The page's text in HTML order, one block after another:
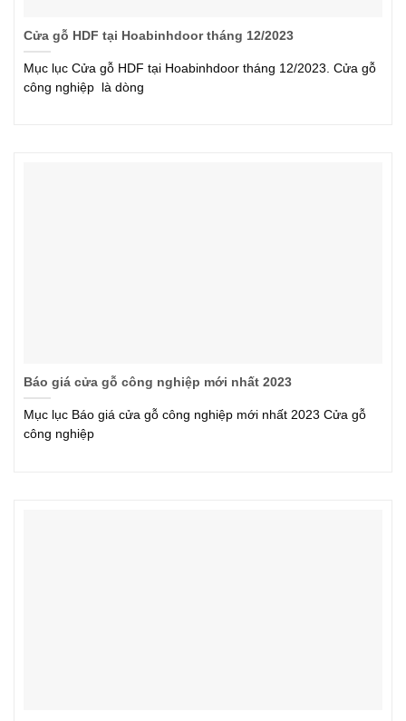
Cửa gỗ HDF tại Hoabinhdoor tháng 12/2023
Mục lục Cửa gỗ HDF tại Hoabinhdoor tháng 12/2023. Cửa gỗ
công nghiệp là dòng
Báo giá cửa gỗ công nghiệp mới nhất 2023
Mục lục Báo giá cửa gỗ công nghiệp mới nhất 2023 Cửa gỗ
công nghiệp